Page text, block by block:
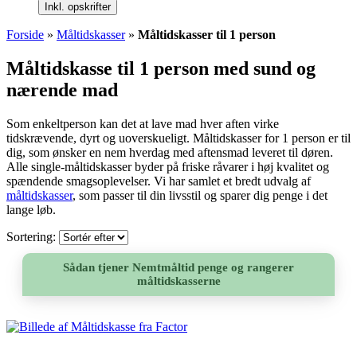
Inkl. opskrifter
Forside » Måltidskasser» Måltidskasser til 1 person
Måltidskasse til 1 person med sund og
nærende mad
Som enkeltperson kan det at lave mad hver aften virke
tidskrævende, dyrt og uoverskueligt. Måltidskasser for 1 person er til
dig, som ønsker en nem hverdag med aftensmad leveret til døren.
Alle single-måltidskasser byder på friske råvarer i høj kvalitet og
spændende smagsoplevelser. Vi har samlet et bredt udvalg af
måltidskasser, som passer til din livsstil og sparer dig penge i det
lange løb.
Sortering:
Sådan tjener Nemtmåltid penge og rangerer
måltidskasserne